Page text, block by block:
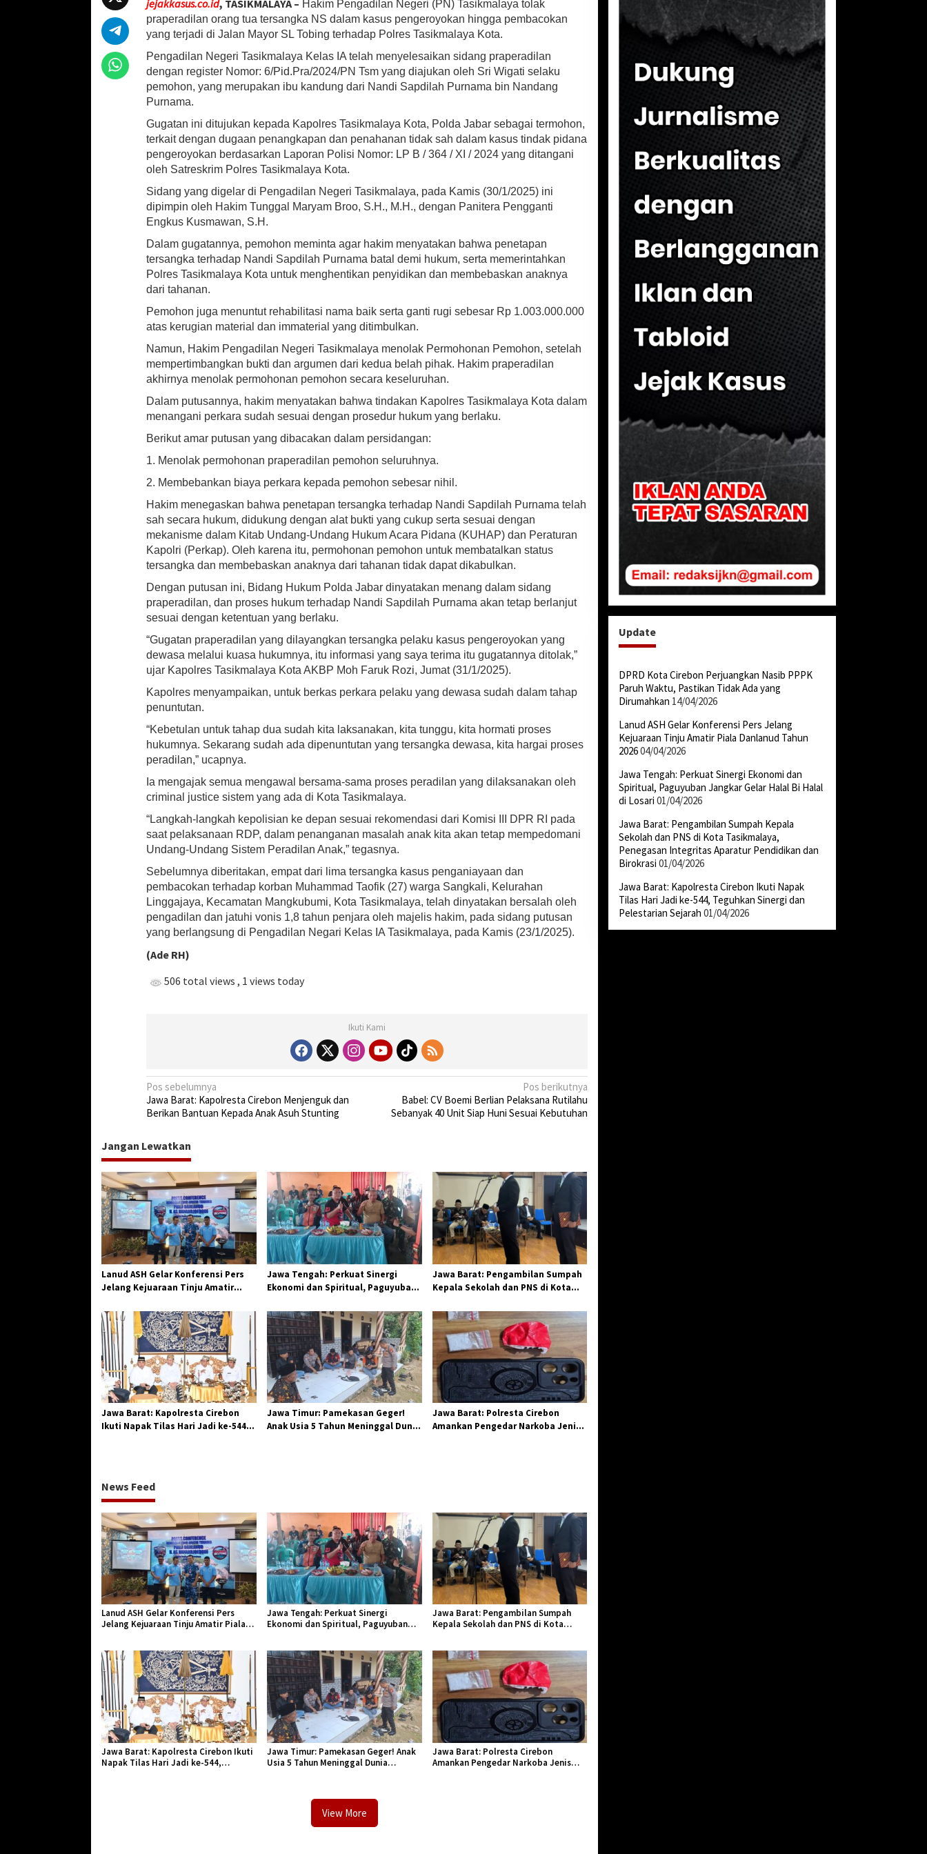
n
P
r
p
e
r
d
i
l
a
K
a
s
s
P
e
n
e
r
y
o
k
n
H
n
g
a
e
m
b
a
c
k
a
n
at
sA
p
p
b
o
o
k
ai
l
ar
e
jejakkasus.co.id, TASIKMALAYA – Hakim Pengadilan Negeri (PN) Tasikmalaya tolak
praperadilan orang tua tersangka NS dalam kasus pengeroyokan hingga pembacokan
yang terjadi di Jalan Mayor SL Tobing terhadap Polres Tasikmalaya Kota.
Pengadilan Negeri Tasikmalaya Kelas IA telah menyelesaikan sidang praperadilan
dengan register Nomor: 6/Pid.Pra/2024/PN Tsm yang diajukan oleh Sri Wigati selaku
pemohon, yang merupakan ibu kandung dari Nandi Sapdilah Purnama bin Nandang
Purnama.
Gugatan ini ditujukan kepada Kapolres Tasikmalaya Kota, Polda Jabar sebagai termohon,
terkait dengan dugaan penangkapan dan penahanan tidak sah dalam kasus tindak pidana
pengeroyokan berdasarkan Laporan Polisi Nomor: LP B / 364 / XI / 2024 yang ditangani
oleh Satreskrim Polres Tasikmalaya Kota.
Sidang yang digelar di Pengadilan Negeri Tasikmalaya, pada Kamis (30/1/2025) ini
dipimpin oleh Hakim Tunggal Maryam Broo, S.H., M.H., dengan Panitera Pengganti
Engkus Kusmawan, S.H.
Dalam gugatannya, pemohon meminta agar hakim menyatakan bahwa penetapan
tersangka terhadap Nandi Sapdilah Purnama batal demi hukum, serta memerintahkan
Polres Tasikmalaya Kota untuk menghentikan penyidikan dan membebaskan anaknya
dari tahanan.
Pemohon juga menuntut rehabilitasi nama baik serta ganti rugi sebesar Rp 1.003.000.000
atas kerugian material dan immaterial yang ditimbulkan.
Namun, Hakim Pengadilan Negeri Tasikmalaya menolak Permohonan Pemohon, setelah
mempertimbangkan bukti dan argumen dari kedua belah pihak. Hakim praperadilan
akhirnya menolak permohonan pemohon secara keseluruhan.
Dalam putusannya, hakim menyatakan bahwa tindakan Kapolres Tasikmalaya Kota dalam
menangani perkara sudah sesuai dengan prosedur hukum yang berlaku.
Berikut amar putusan yang dibacakan dalam persidangan:
1. Menolak permohonan praperadilan pemohon seluruhnya.
2. Membebankan biaya perkara kepada pemohon sebesar nihil.
Hakim menegaskan bahwa penetapan tersangka terhadap Nandi Sapdilah Purnama telah
sah secara hukum, didukung dengan alat bukti yang cukup serta sesuai dengan
mekanisme dalam Kitab Undang-Undang Hukum Acara Pidana (KUHAP) dan Peraturan
Kapolri (Perkap). Oleh karena itu, permohonan pemohon untuk membatalkan status
tersangka dan membebaskan anaknya dari tahanan tidak dapat dikabulkan.
Dengan putusan ini, Bidang Hukum Polda Jabar dinyatakan menang dalam sidang
praperadilan, dan proses hukum terhadap Nandi Sapdilah Purnama akan tetap berlanjut
sesuai dengan ketentuan yang berlaku.
“Gugatan praperadilan yang dilayangkan tersangka pelaku kasus pengeroyokan yang
dewasa melalui kuasa hukumnya, itu informasi yang saya terima itu gugatannya ditolak,”
ujar Kapolres Tasikmalaya Kota AKBP Moh Faruk Rozi, Jumat (31/1/2025).
Kapolres menyampaikan, untuk berkas perkara pelaku yang dewasa sudah dalam tahap
penuntutan.
“Kebetulan untuk tahap dua sudah kita laksanakan, kita tunggu, kita hormati proses
hukumnya. Sekarang sudah ada dipenuntutan yang tersangka dewasa, kita hargai proses
peradilan,” ucapnya.
Ia mengajak semua mengawal bersama-sama proses peradilan yang dilaksanakan oleh
criminal justice sistem yang ada di Kota Tasikmalaya.
“Langkah-langkah kepolisian ke depan sesuai rekomendasi dari Komisi III DPR RI pada
saat pelaksanaan RDP, dalam penanganan masalah anak kita akan tetap mempedomani
Undang-Undang Sistem Peradilan Anak,” tegasnya.
Sebelumnya diberitakan, empat dari lima tersangka kasus penganiayaan dan
pembacokan terhadap korban Muhammad Taofik (27) warga Sangkali, Kelurahan
Linggajaya, Kecamatan Mangkubumi, Kota Tasikmalaya, telah dinyatakan bersalah oleh
pengadilan dan jatuhi vonis 1,8 tahun penjara oleh majelis hakim, pada sidang putusan
yang berlangsung di Pengadilan Negari Kelas IA Tasikmalaya, pada Kamis (23/1/2025).
(Ade RH)
506 total views , 1 views today
Ikuti Kami
N
a
i
g
a
s
i
p
o
s
Pos sebelumnya
Jawa Barat: Kapolresta Cirebon Menjenguk dan
Berikan Bantuan Kepada Anak Asuh Stunting
Pos berikutnya
Babel: CV Boemi Berlian Pelaksana Rutilahu
Sebanyak 40 Unit Siap Huni Sesuai Kebutuhan
Jangan Lewatkan
Lanud ASH Gelar Konferensi Pers
Jelang Kejuaraan Tinju Amatir
Jawa Tengah: Perkuat Sinergi
Ekonomi dan Spiritual, Paguyuban
Losari
Jawa Barat: Pengambilan Sumpah
Kepala Sekolah dan PNS di Kota
Integritas Aparatur Pendidikan dan
Birokrasi
Jawa Barat: Kapolresta Cirebon
Ikuti Napak Tilas Hari Jadi ke-544,
Jawa Timur: Pamekasan Geger!
Anak Usia 5 Tahun Meninggal Dunia
Jawa Barat: Polresta Cirebon
Amankan Pengedar Narkoba Jenis
News Feed
Lanud ASH Gelar Konferensi Pers
Jelang Kejuaraan Tinju Amatir Piala
Jawa Tengah: Perkuat Sinergi
Ekonomi dan Spiritual, Paguyuban
Jawa Barat: Pengambilan Sumpah
Kepala Sekolah dan PNS di Kota
Jawa Barat: Kapolresta Cirebon Ikuti
Napak Tilas Hari Jadi ke-544,
Jawa Timur: Pamekasan Geger! Anak
Usia 5 Tahun Meninggal Dunia
Jawa Barat: Polresta Cirebon
Amankan Pengedar Narkoba Jenis
View More
Update
DPRD Kota Cirebon Perjuangkan Nasib PPPK
Paruh Waktu, Pastikan Tidak Ada yang
Dirumahkan 14/04/2026
Lanud ASH Gelar Konferensi Pers Jelang
Kejuaraan Tinju Amatir Piala Danlanud Tahun
202604/04/2026
Jawa Tengah: Perkuat Sinergi Ekonomi dan
Spiritual, Paguyuban Jangkar Gelar Halal Bi Halal
di Losari 01/04/2026
Jawa Barat: Pengambilan Sumpah Kepala
Sekolah dan PNS di Kota Tasikmalaya,
Penegasan Integritas Aparatur Pendidikan dan
Birokrasi 01/04/2026
Jawa Barat: Kapolresta Cirebon Ikuti Napak
Tilas Hari Jadi ke-544, Teguhkan Sinergi dan
Pelestarian Sejarah 01/04/2026